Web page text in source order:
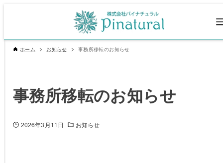
ホーム お知らせ 事務所移転のお知らせ
事務所移転のお知らせ
2026年3月11日 お知らせ